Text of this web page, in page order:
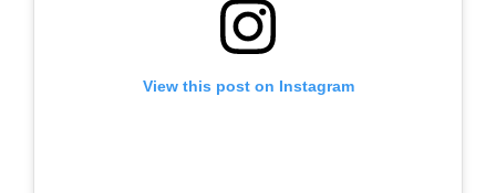
View this post on Instagram